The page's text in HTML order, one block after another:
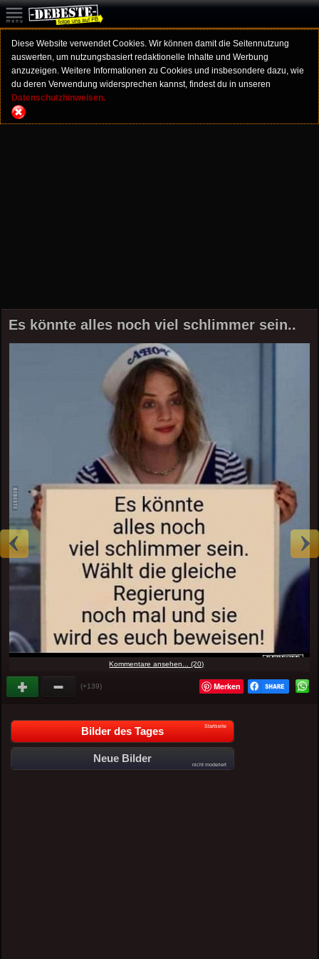
Diese Website verwendet Cookies. Wir können damit die Seitennutzung
auswerten, um nutzungsbasiert redaktionelle Inhalte und Werbung
anzuzeigen. Weitere Informationen zu Cookies und insbesondere dazu, wie
du deren Verwendung widersprechen kannst, findest du in unseren
Datenschutzhinweisen.
Es könnte alles noch viel schlimmer sein..
Kommentare ansehen... (20)
(+139) Merken
Bilder des Tages Startseite
Neue Bilder
nicht moderiert